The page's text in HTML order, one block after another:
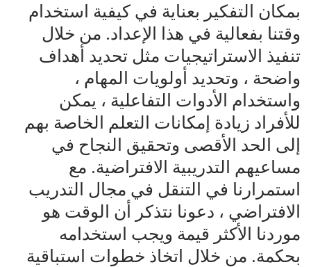
بمكان التفكير بعناية في كيفية استخدام
وقتنا بفعالية في هذا الإعداد. من خلال
تنفيذ الاستراتيجيات مثل تحديد أهداف
واضحة ، وتحديد أولويات المهام ،
واستخدام الأدوات التفاعلية ، يمكن
للأفراد زيادة إمكانات التعلم الخاصة بهم
إلى الحد الأقصى وتحقيق النجاح في
مساعيهم التدريبية الافتراضية. مع
استمرارنا في التنقل في مجال التدريب
الافتراضي ، دعونا نتذكر أن الوقت هو
موردنا الأكثر قيمة ويجب استخدامه
بحكمة. من خلال اتخاذ خطوات استباقية